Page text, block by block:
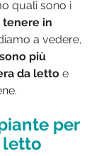
quali sono i
tenere in
a vedere,
più
da letto e
per
letto